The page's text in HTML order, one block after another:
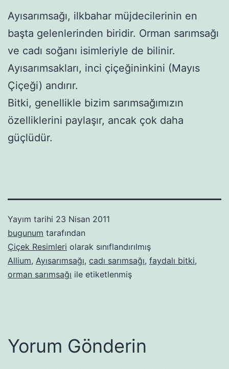
Ayısarımsağı, ilkbahar müjdecilerinin en
başta gelenlerinden biridir. Orman sarımsağı
ve cadı soğanı isimleriyle de bilinir.
Ayısarımsakları, inci çiçeğininkini (Mayıs
Çiçeği) andırır.
Bitki, genellikle bizim sarımsağımızın
özelliklerini paylaşır, ancak çok daha
güçlüdür.
Yayım tarihi 23 Nisan 2011
bugunum tarafından
Çiçek Resimleri olarak sınıflandırılmış
Allium, Ayısarımsağı, cadı sarımsağı, faydalı bitki,
orman sarımsağı ile etiketlenmiş
Yorum Gönderin